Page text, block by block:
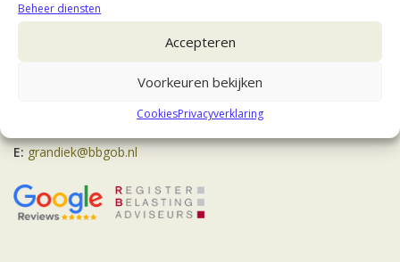
Beheer diensten
Accepteren
Voorkeuren bekijken
CookiesPrivacyverklaring
Contact
Mr. V.J. Grandiek RB
E: grandiek@bbgob.nl